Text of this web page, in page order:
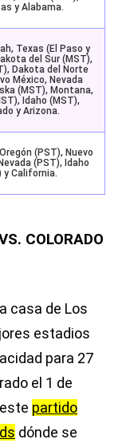
y Alabama.
Texas (El Paso y
del Sur (MST),
Dakota del Norte
México, Nevada
(MST), Montana,
Idaho (MST),
y Arizona.
(PST), Nuevo
(PST), Idaho
y California.
COLORADO
casa de Los
estadios
para 27
el 1 de
partido
dónde se